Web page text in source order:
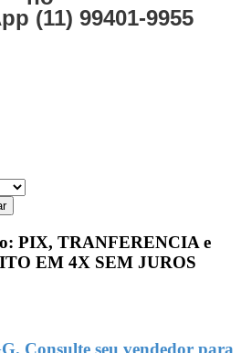
(11) 99401-9955
PIX, TRANFERENCIA e
EM 4X SEM JUROS